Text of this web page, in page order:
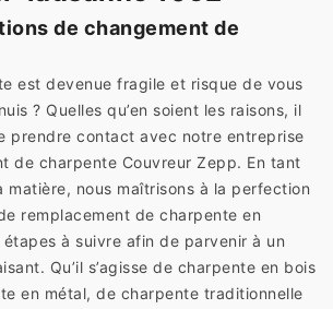
de changement de
est devenue fragile et risque de vous
? Quelles qu’en soient les raisons, il
prendre contact avec notre entreprise
de charpente Couvreur Zepp. En tant
matière, nous maîtrisons à la perfection
remplacement de charpente en
à suivre afin de parvenir à un
Qu’il s’agisse de charpente en bois
en métal, de charpente traditionnelle